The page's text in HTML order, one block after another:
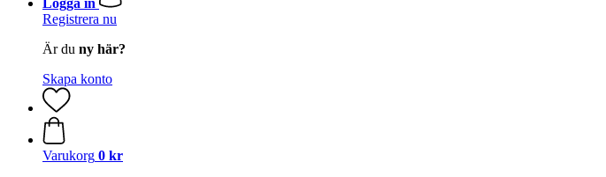
Logga in
Registrera nu
Är du ny här?
Skapa konto
Varukorg 0 kr